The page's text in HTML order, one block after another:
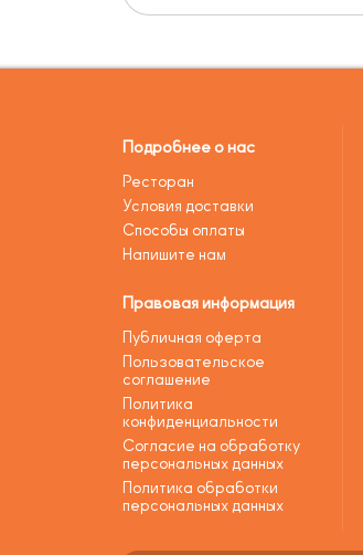
Подробнее о нас
Ресторан
Условия доставки
Способы оплаты
Напишите нам
Правовая информация
Публичная оферта
Пользовательское
соглашение
Политика
конфиденциальности
Согласие на обработку
персональных данных
Политика обработки
персональных данных